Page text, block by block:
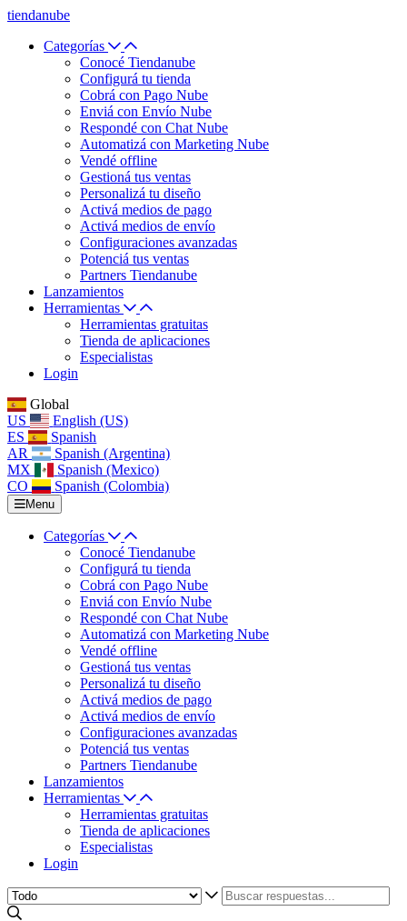
tiendanube
Categorías
Conocé Tiendanube
Configurá tu tienda
Cobrá con Pago Nube
Enviá con Envío Nube
Respondé con Chat Nube
Automatizá con Marketing Nube
Vendé offline
Gestioná tus ventas
Personalizá tu diseño
Activá medios de pago
Activá medios de envío
Configuraciones avanzadas
Potenciá tus ventas
Partners Tiendanube
Lanzamientos
Herramientas
Herramientas gratuitas
Tienda de aplicaciones
Especialistas
Login
Global
US
English (US)
ES
Spanish
AR
Spanish (Argentina)
MX
Spanish (Mexico)
CO
Spanish (Colombia)
Menu
Categorías
Conocé Tiendanube
Configurá tu tienda
Cobrá con Pago Nube
Enviá con Envío Nube
Respondé con Chat Nube
Automatizá con Marketing Nube
Vendé offline
Gestioná tus ventas
Personalizá tu diseño
Activá medios de pago
Activá medios de envío
Configuraciones avanzadas
Potenciá tus ventas
Partners Tiendanube
Lanzamientos
Herramientas
Herramientas gratuitas
Tienda de aplicaciones
Especialistas
Login